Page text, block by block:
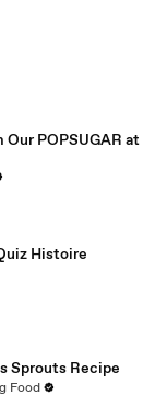
POPSUGAR at
Histoire
Sprouts Recipe
Food